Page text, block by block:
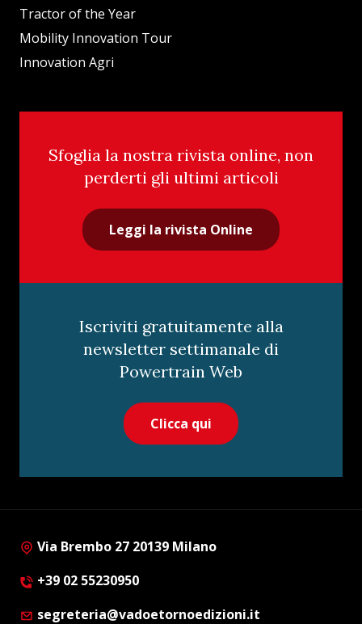
Tractor of the Year
Mobility Innovation Tour
Innovation Agri
Sfoglia la nostra rivista online, non
perderti gli ultimi articoli
Leggi la rivista Online
Iscriviti gratuitamente alla
newsletter settimanale di
Powertrain Web
Clicca qui
Via Brembo 27 20139 Milano
+39 02 55230950
segreteria@vadoetornoedizioni.it